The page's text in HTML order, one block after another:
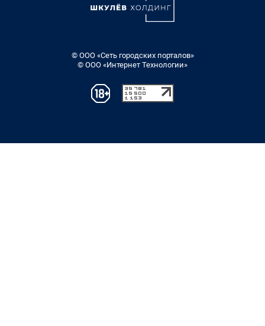
© ООО «Сеть городских порталов»
© ООО «Интернет Технологии»